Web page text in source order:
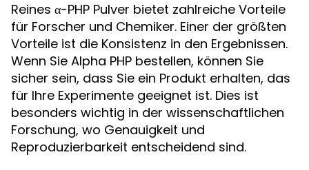
Reines α-PHP Pulver bietet zahlreiche Vorteile
für Forscher und Chemiker. Einer der größten
Vorteile ist die Konsistenz in den Ergebnissen.
Wenn Sie Alpha PHP bestellen, können Sie
sicher sein, dass Sie ein Produkt erhalten, das
für Ihre Experimente geeignet ist. Dies ist
besonders wichtig in der wissenschaftlichen
Forschung, wo Genauigkeit und
Reproduzierbarkeit entscheidend sind.